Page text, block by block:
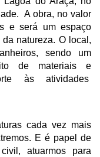
A obra, no valor
e será um espaço
natureza. O local,
sendo um
de materiais e
às atividades
cada vez mais
E é papel de
atuarmos para